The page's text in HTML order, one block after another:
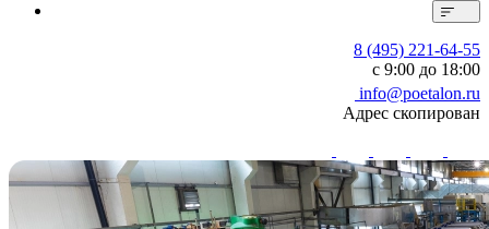
8 (495) 221-64-55
с 9:00 до 18:00
info@poetalon.ru
Адрес скопирован